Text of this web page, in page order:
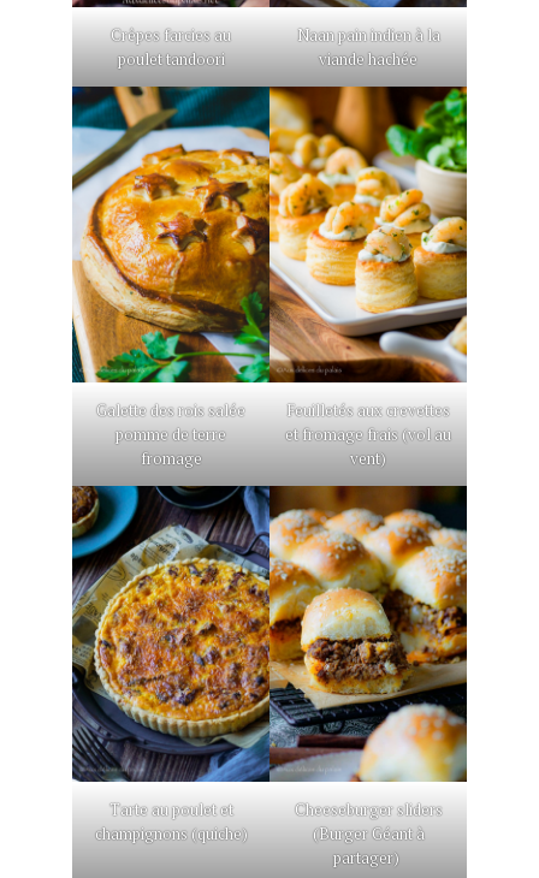
Crêpes farcies au
poulet tandoori
Naan pain indien à la
viande hachée
Galette des rois salée
pomme de terre
fromage
Feuilletés aux crevettes
et fromage frais (vol au
vent)
Tarte au poulet et
champignons (quiche)
Cheeseburger sliders
(Burger Géant à
partager)